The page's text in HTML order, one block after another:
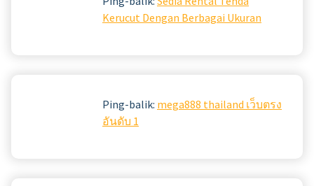
Kerucut Dengan Berbagai Ukuran
Ping-balik: mega888 thailand เว็บตรง
อันดับ 1